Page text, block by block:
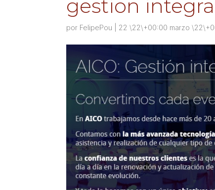
gestion
por FelipePou 22 \22\+00:00 marzo